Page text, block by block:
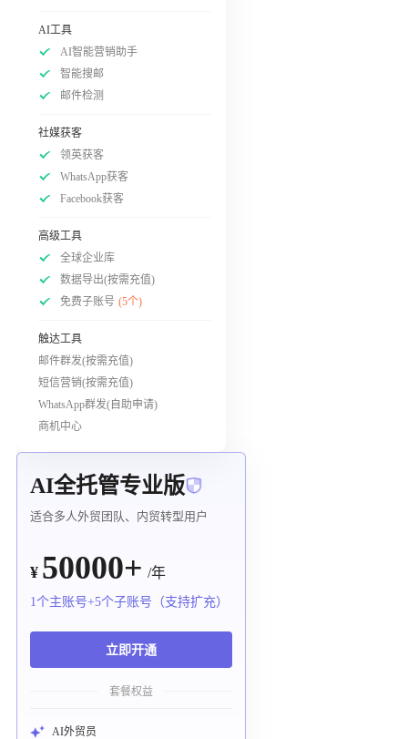
AI工具
AI智能营销助手
智能搜邮
邮件检测
社媒获客
领英获客
WhatsApp获客
Facebook获客
高级工具
全球企业库
数据导出(按需充值)
免费子账号 (5个)
触达工具
邮件群发(按需充值)
短信营销(按需充值)
WhatsApp群发(自助申请)
商机中心
AI全托管专业版
适合多人外贸团队、内贸转型用户
¥ 50000+ /年
1个主账号+5个子账号（支持扩充）
立即开通
套餐权益
AI外贸员